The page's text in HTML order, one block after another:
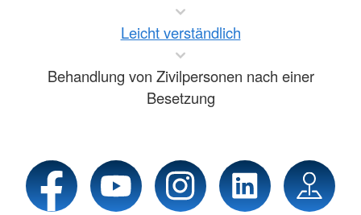
Leicht verständlich
Behandlung von Zivilpersonen nach einer
Besetzung